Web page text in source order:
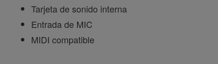
Tarjeta de sonido interna
Entrada de MIC
MIDI compatible